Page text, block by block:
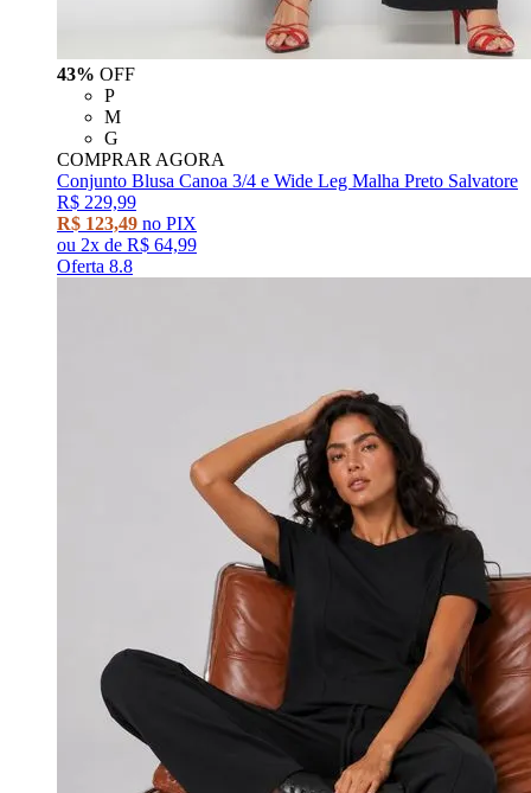
43% OFF
P
M
G
COMPRAR AGORA
Conjunto Blusa Canoa 3/4 e Wide Leg Malha Preto Salvatore
R$ 229,99
R$ 123,49 no PIX
ou 2x de R$ 64,99
Oferta 8.8